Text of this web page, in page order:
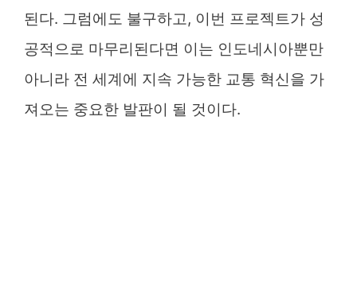
된다. 그럼에도 불구하고, 이번 프로젝트가 성
공적으로 마무리된다면 이는 인도네시아뿐만
아니라 전 세계에 지속 가능한 교통 혁신을 가
져오는 중요한 발판이 될 것이다.